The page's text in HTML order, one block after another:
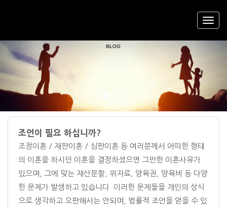
BLOG
Previous
조언이 필요 하십니까?
조정이혼 / 재판이혼 / 심판이혼 등 여러분께서 어떠한 형태
의 이혼을 하시던 이혼을 결정하셨으면 그만한 이혼사유가
있으며, 그에 맞는 재산분할, 위자료, 양육권, 양육비 등 다양
한 문제가 발생하고 있습니다. 이러한 문제들을 개인의 상식
으로 생각하고 오판해서는 안되며, 법률적 조언을 얻을 수 있